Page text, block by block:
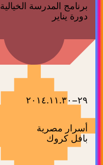
برنامج المدرسة الخيالية
دورة يناير
٢٩–٢٠١٤.١١.٣٠
أسرار مصرية
بافل كروك